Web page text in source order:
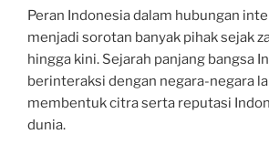
Peran Indonesia dalam hubungan
menjadi sorotan banyak pihak sejak
hingga kini. Sejarah panjang bangsa
berinteraksi dengan negara-negara
membentuk citra serta reputasi
dunia.